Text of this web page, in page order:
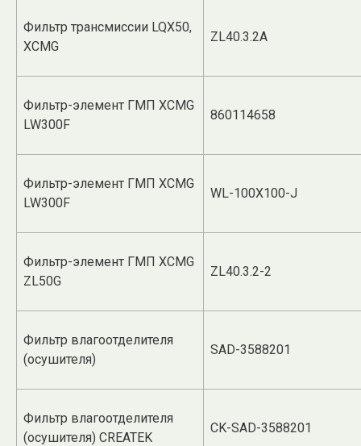
Фильтр трансмиссии LQX50,
XCMG
ZL40.3.2A
Фильтр-элемент ГМП XCMG
LW300F
860114658
Фильтр-элемент ГМП XCMG
LW300F
WL-100X100-J
Фильтр-элемент ГМП XCMG
ZL50G
ZL40.3.2-2
Фильтр влагоотделителя
(осушителя)
SAD-3588201
Фильтр влагоотделителя
(осушителя) CREATEK
CK-SAD-3588201